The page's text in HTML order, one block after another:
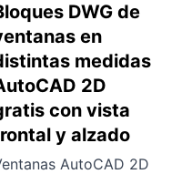
DWG de
en
medidas
2D
con vista
y alzado
AutoCAD 2D